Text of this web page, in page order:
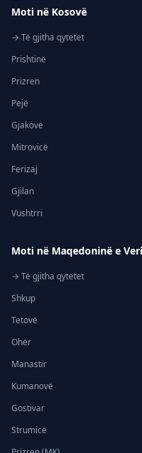
Moti në Kosovë
→ Të gjitha qytetet
Prishtinë
Prizren
Pejë
Gjakovë
Mitrovicë
Ferizaj
Gjilan
Vushtrri
Moti në Maqedoninë e
→ Të gjitha qytetet
Shkup
Tetovë
Ohër
Manastir
Kumanovë
Gostivar
Strumicë